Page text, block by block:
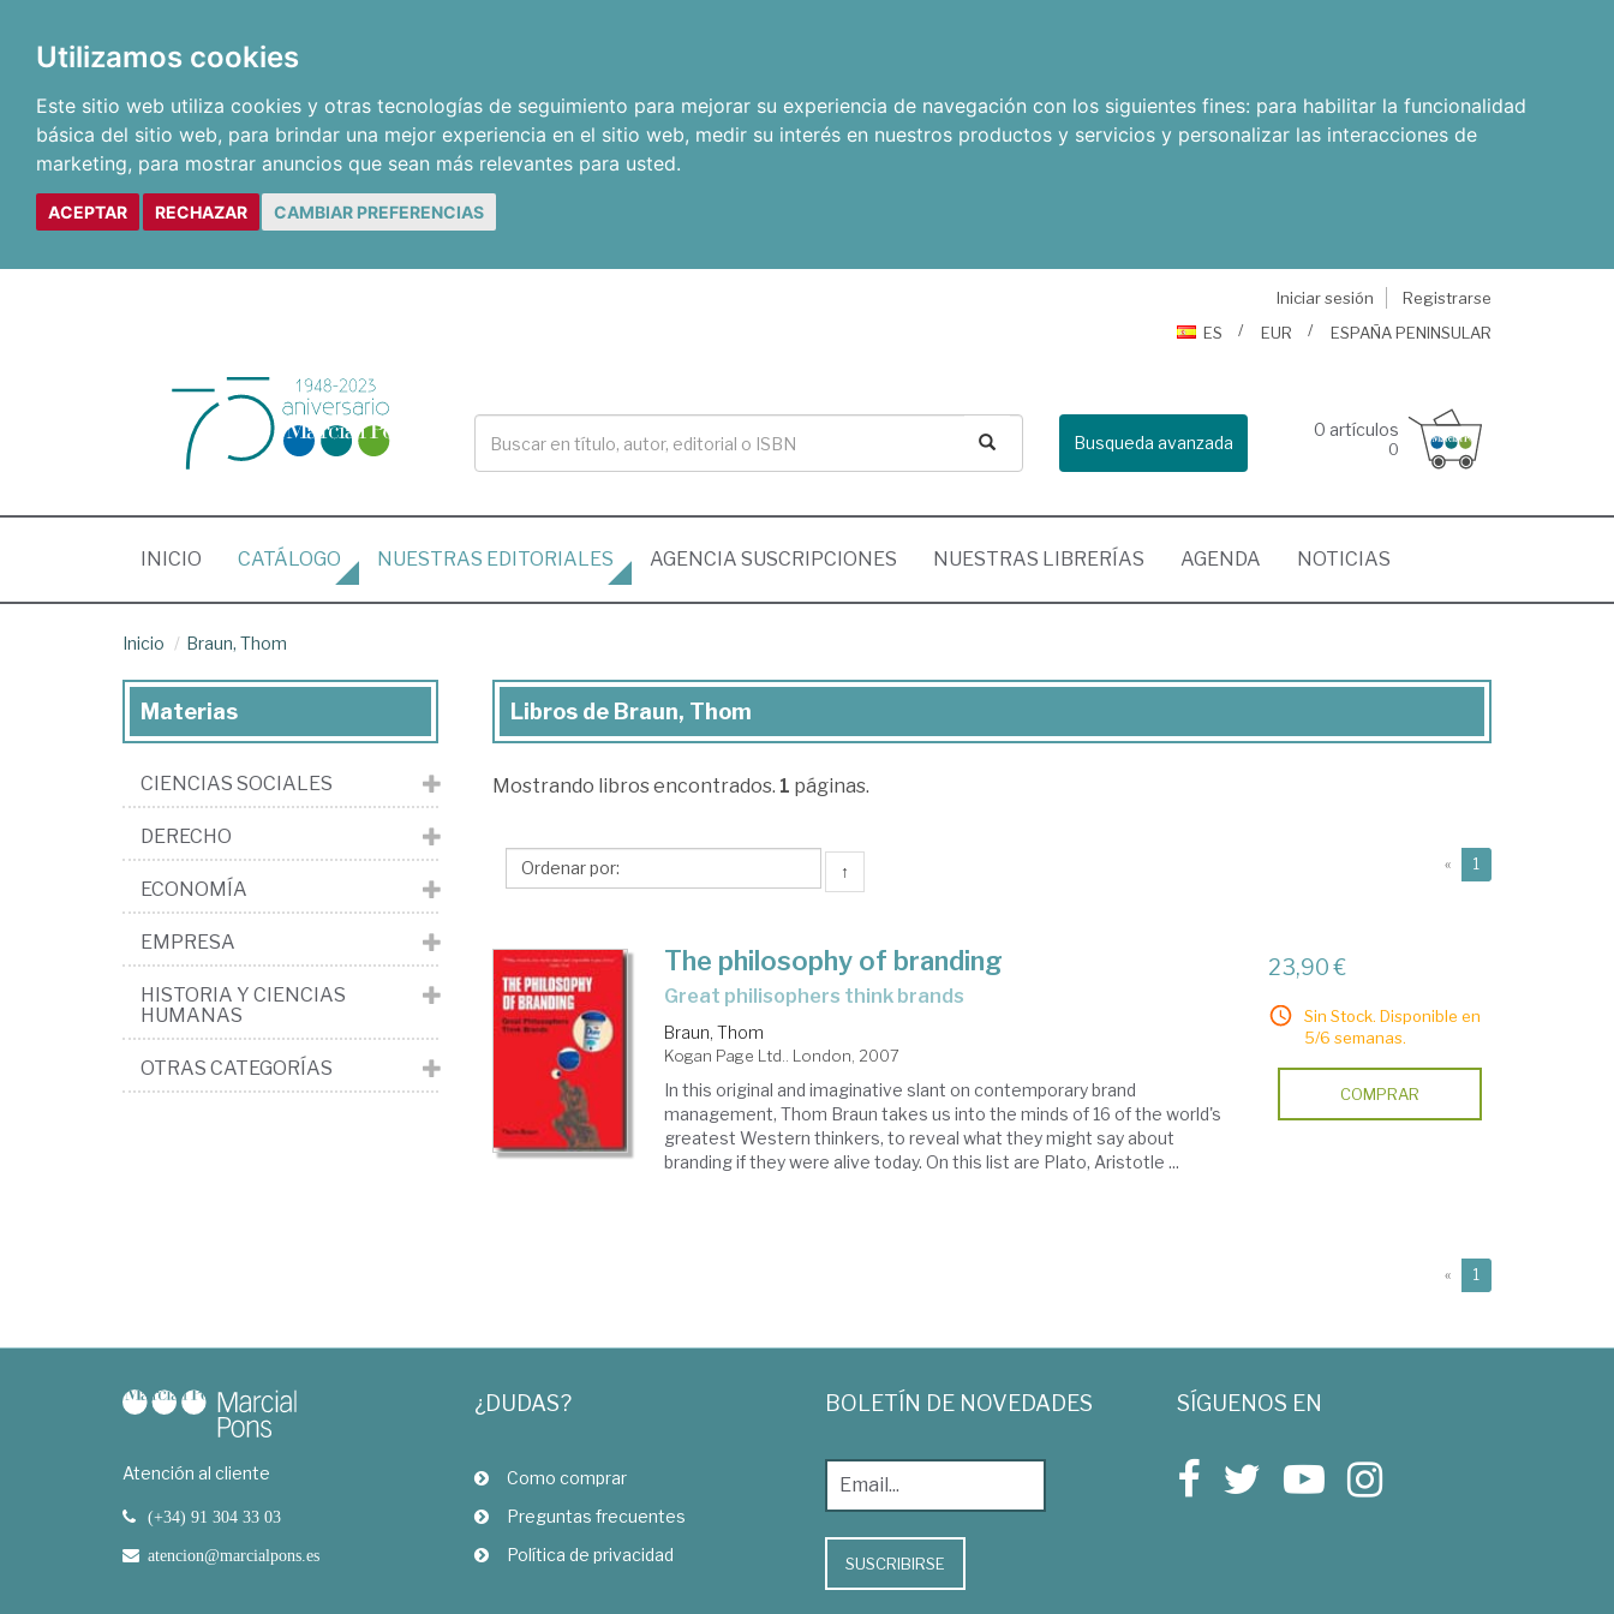
Utilizamos cookies
Este sitio web utiliza cookies y otras tecnologías de seguimiento para mejorar su experiencia de navegación con los siguientes fines: para habilitar la funcionalidad
básica del sitio web, para brindar una mejor experiencia en el sitio web, medir su interés en nuestros productos y servicios y personalizar las interacciones de
marketing, para mostrar anuncios que sean más relevantes para usted.
ACEPTAR RECHAZAR CAMBIAR PREFERENCIAS
Iniciar sesión
Registrarse
ES
EUR ESPAÑA PENINSULAR
Busqueda avanzada
0 artículos
0
INICIO (CURRENT)
CATÁLOGO NUESTRAS EDITORIALES AGENCIA SUSCRIPCIONES NUESTRAS LIBRERÍAS AGENDA NOTICIAS
Inicio Braun, Thom
Libros
Braun,
Libros de Braun, Thom
Mostrando libros encontrados. 1 páginas.
↑ « 1
The philosophy of branding
great philisophers think brands
Braun, Thom
Kogan Page Ltd.. London, 2007
In this original and imaginative slant on contemporary brand
management, Thom Braun takes us into the minds of 16 of the world's
greatest Western thinkers, to reveal what they might say about
branding if they were alive today. On this list are Plato, Aristotle ...
23,90 €
Sin Stock. Disponible en
5/6 semanas.
COMPRAR
« 1
Materias
CIENCIAS SOCIALES
DERECHO
ECONOMÍA
EMPRESA
HISTORIA Y CIENCIAS
HUMANAS
OTRAS CATEGORÍAS
Atención al cliente
(+34) 91 304 33 03
atencion@marcialpons.es
¿DUDAS?
Como comprar
Preguntas frecuentes
Política de privacidad
BOLETÍN DE NOVEDADES
SUSCRIBIRSE
SÍGUENOS EN